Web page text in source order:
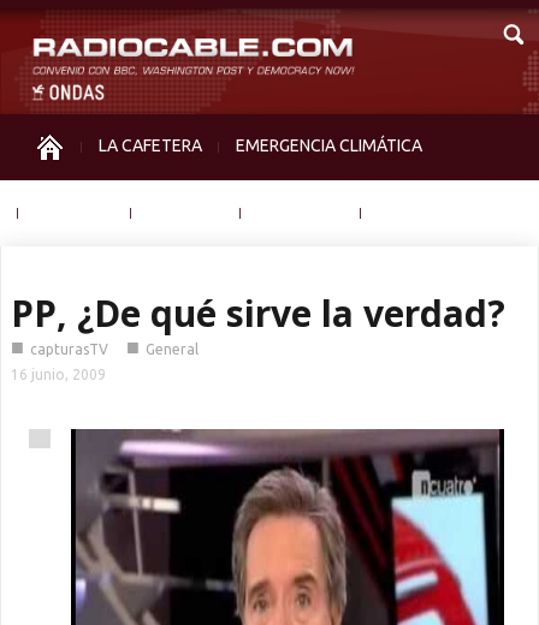
LA CAFETERA EMERGENCIA CLIMÁTICA
PP, ¿De qué sirve la verdad?
■ capturasTV ■ General
16 junio, 2009